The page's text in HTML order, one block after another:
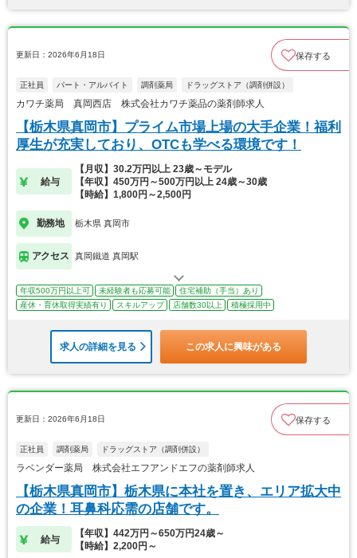
更新日：2026年6月18日 保存する
正社員 パート・アルバイト 調剤薬局 ドラッグストア（調剤併設）
カワチ薬局 真岡西店 株式会社カワチ薬品の薬剤師求人
【栃木県真岡市】プライム市場上場の大手企業！福利
厚生が充実しており、OTCも学べる環境です！
給与
【月収】30.2万円以上 23歳～モデル
【年収】450万円～500万円以上 24歳～30歳
【時給】1,800円～2,500円
勤務地 栃木県 真岡市
アクセス 真岡鐵道 真岡駅
年収500万円以上可 未経験者も応募可能
住宅補助（手当）あり
産休・育休取得実績有り
スキルアップ 店舗数30以上 積極採用中
求人の詳細を見る この求人に興味がある
更新日：2026年6月18日 保存する
正社員 調剤薬局 ドラッグストア（調剤併設）
ラベンダー薬局 株式会社エフアンドエフの薬剤師求人
【栃木県真岡市】栃木県に本社を置き、エリア拡大中
の企業！耳鼻科応需の店舗です。
給与
【年収】442万円～650万円24歳～
【時給】2,200円～